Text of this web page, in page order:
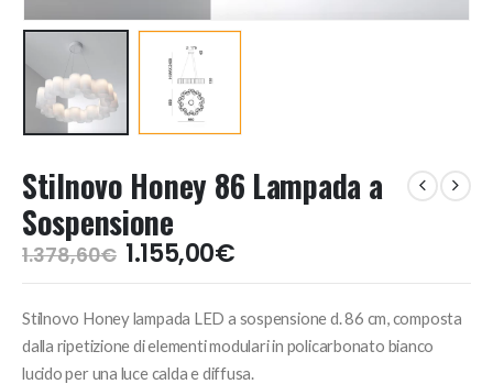
Stilnovo Honey 86 Lampada a
Sospensione
1.378,60€ Il
prezzo
era:
1.378,60€.
1.155,00€Il
prezzo
è:
1.155,00€.
Stilnovo Honey lampada LED a sospensione d. 86 cm, composta
dalla ripetizione di elementi modulari in policarbonato bianco
lucido per una luce calda e diffusa.